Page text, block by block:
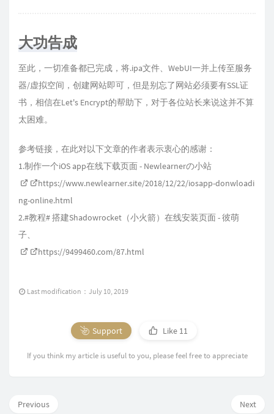
大功告成
至此，一切准备都已完成，将.ipa文件、WebUI一并上传至服务
器/虚拟空间，创建网站即可，但是别忘了网站必须要有SSL证
书，相信在Let's Encrypt的帮助下，对于各位站长来说这并不算
太困难。
参考链接，在此对以下文章的作者表示衷心的感谢：
1.制作一个iOS app在线下载页面 - Newlearnerの小站
https://www.newlearner.site/2018/12/22/iosapp-donwloadi
ng-online.html
2.#教程# 搭建Shadowrocket（小火箭）在线安装页面 - 彼萌
子、
https://9499460.com/87.html
Last modification：July 10, 2019
Support Like 11
If you think my article is useful to you, please feel free to appreciate
Next
Previous